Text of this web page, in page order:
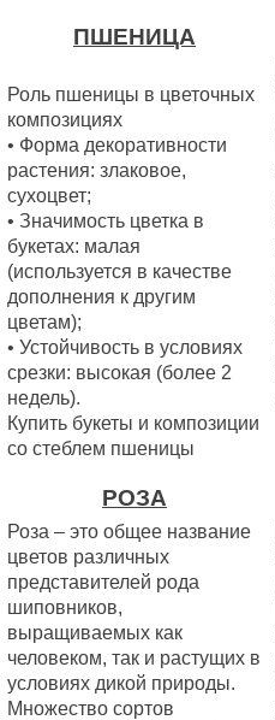
ПШЕНИЦА
Роль пшеницы в цветочных
композициях
• Форма декоративности
растения: злаковое,
сухоцвет;
• Значимость цветка в
букетах: малая
(используется в качестве
дополнения к другим
цветам);
• Устойчивость в условиях
срезки: высокая (более 2
недель).
Купить букеты и композиции
со стеблем пшеницы
РОЗА
Роза – это общее название
цветов различных
представителей рода
шиповников,
выращиваемых как
человеком, так и растущих в
условиях дикой природы.
Множество сортов